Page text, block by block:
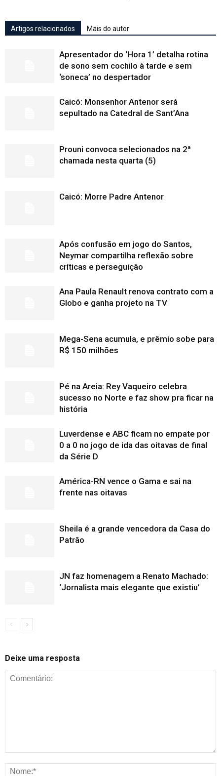
Artigos relacionados Mais do autor
Apresentador do ‘Hora 1’ detalha rotina
de sono sem cochilo à tarde e sem
‘soneca’ no despertador
Caicó: Monsenhor Antenor será
sepultado na Catedral de Sant’Ana
Prouni convoca selecionados na 2ª
chamada nesta quarta (5)
Caicó: Morre Padre Antenor
Após confusão em jogo do Santos,
Neymar compartilha reflexão sobre
críticas e perseguição
Ana Paula Renault renova contrato com a
Globo e ganha projeto na TV
Mega-Sena acumula, e prêmio sobe para
R$ 150 milhões
Pé na Areia: Rey Vaqueiro celebra
sucesso no Norte e faz show pra ficar na
história
Luverdense e ABC ficam no empate por
0 a 0 no jogo de ida das oitavas de final
da Série D
América-RN vence o Gama e sai na
frente nas oitavas
Sheila é a grande vencedora da Casa do
Patrão
JN faz homenagem a Renato Machado:
‘Jornalista mais elegante que existiu’
Deixe uma resposta